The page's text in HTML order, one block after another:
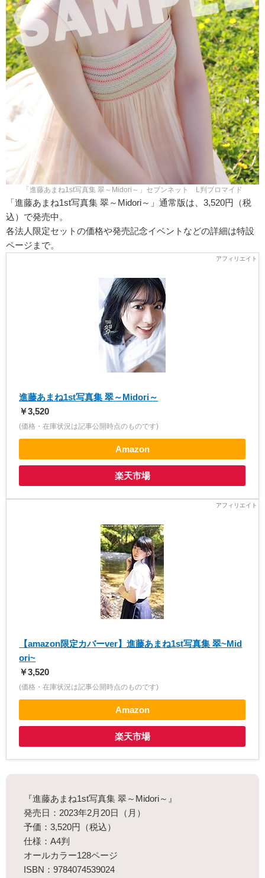
「進藤あまね1st写真集 翠～Midori～」セブンネット L判ブロマイド
「進藤あまね1st写真集 翠～Midori～」通常版は、3,520円（税
込）で発売中。
各法人限定セットの価格や発売記念イベントなどの詳細は特設
ページまで。
進藤あまね1st写真集 翠～Midori～
￥3,520
(価格・在庫状況は記事公開時点のものです)
Amazon
楽天市場
【amazon限定カバーver】進藤あまね1st写真集 翠~Mid
ori~
￥3,520
(価格・在庫状況は記事公開時点のものです)
Amazon
楽天市場
『進藤あまね1st写真集 翠～Midori～』
発売日：2023年2月20日（月）
予価：3,520円（税込）
仕様：A4判
オールカラー128ページ
ISBN：9784074539024